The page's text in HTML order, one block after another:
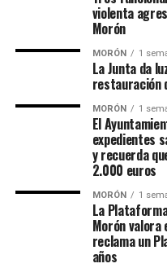
violenta
Morón
MORÓN 1
La Junta da
restauración
MORÓN 1
El
expedientes
y recuerda
2.000 euros
MORÓN 1
La
Morón valora
reclama un
años